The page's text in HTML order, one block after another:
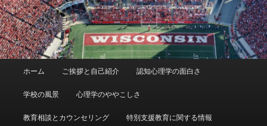
ホーム ご挨拶と自己紹介 認知心理学の面白さ
学校の風景 心理学のややこしさ
教育相談とカウンセリング 特別支援教育に関する情報